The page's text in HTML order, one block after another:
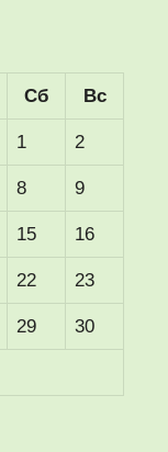
Сб Вс
1 2
8 9
15 16
22 23
29 30